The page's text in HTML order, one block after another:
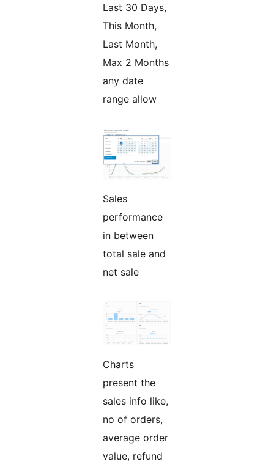
Last 30 Days,
This Month,
Last Month,
Max 2 Months
any date
range allow
Sales
performance
in between
total sale and
net sale
Charts
present the
sales info like,
no of orders,
average order
value, refund